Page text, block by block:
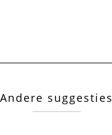
Andere suggesties